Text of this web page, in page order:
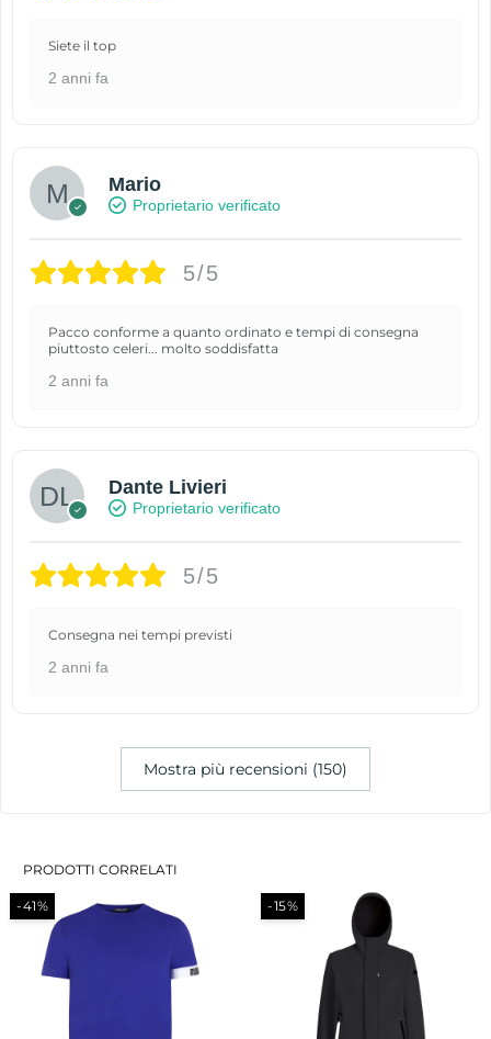
Siete il top
2 anni fa
Mario
Proprietario verificato
5/5
Pacco conforme a quanto ordinato e tempi di consegna
piuttosto celeri... molto soddisfatta
2 anni fa
Dante Livieri
Proprietario verificato
5/5
Consegna nei tempi previsti
2 anni fa
Mostra più recensioni (150)
PRODOTTI CORRELATI
-41% -15%